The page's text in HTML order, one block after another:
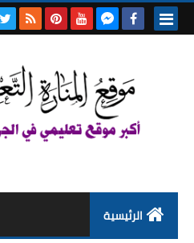
الرئيسية